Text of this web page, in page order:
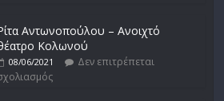
Αντωνοπούλου – Ανοιχτό
Κολωνού
08/06/2021
Δεν επιτρέπεται